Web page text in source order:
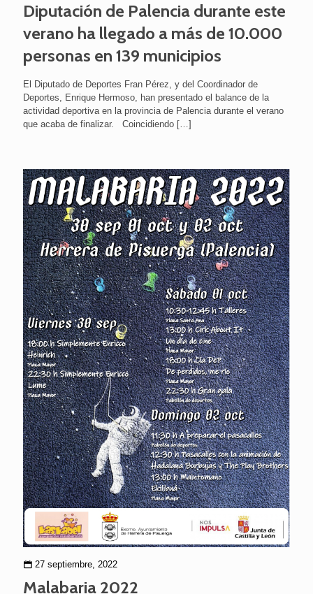
Diputación de Palencia durante este
verano ha llegado a más de 10.000
personas en 139 municipios
El Diputado de Deportes Fran Pérez, y del Coordinador de
Deportes, Enrique Hermoso, han presentado el balance de la
actividad deportiva en la provincia de Palencia durante el verano
que acaba de finalizar. Coincidiendo […]
27 septiembre, 2022
Malabaria 2022